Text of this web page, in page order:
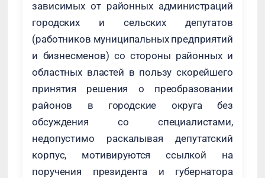
зависимых от районных администраций
городских и сельских депутатов
(работников муниципальных предприятий
и бизнесменов) со стороны районных и
областных властей в пользу скорейшего
принятия решения о преобразовании
районов в городские округа без
обсуждения со специалистами,
недопустимо раскалывая депутатский
корпус, мотивируются ссылкой на
поручения президента и губернатора